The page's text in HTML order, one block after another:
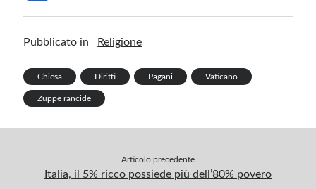
o
k
n
t
p
h
ar
Pubblicato in Religione
Chiesa Diritti Pagani Vaticano
Zuppe rancide
Articolo precedente
Italia, il 5% ricco possiede più dell’80% povero